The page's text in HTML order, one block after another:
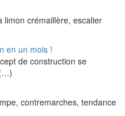
limon crémaillère, escalier
en un mois !
de construction se
contremarches, tendance